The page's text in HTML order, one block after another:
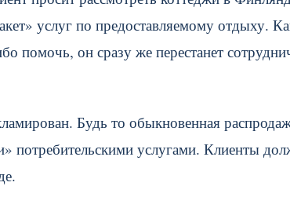
услуг по предоставляемому отдыху.
помочь, он сразу же перестанет
Будь то обыкновенная
потребительскими услугами. Клиенты